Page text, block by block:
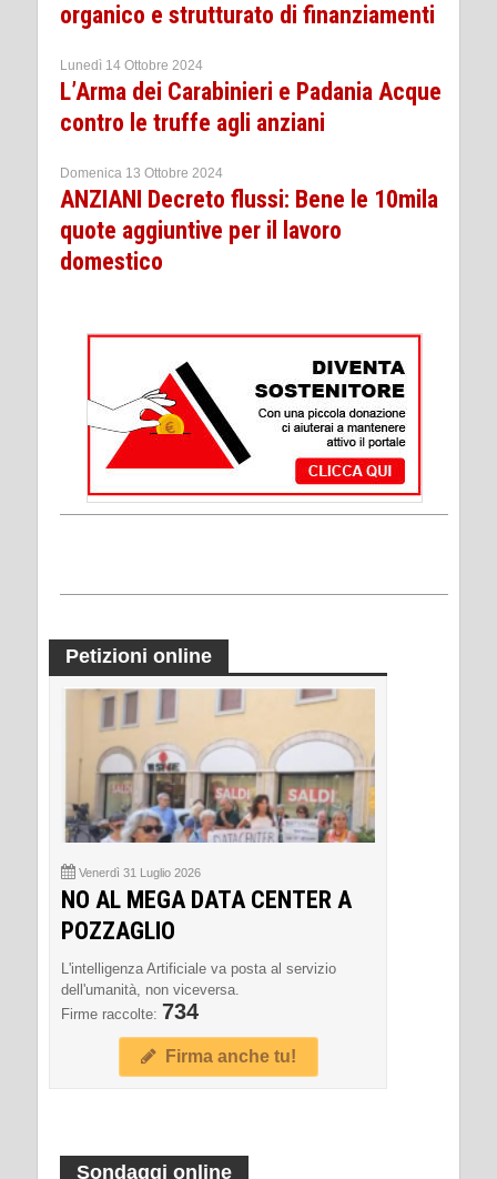
organico e strutturato di finanziamenti
Lunedì 14 Ottobre 2024
L’Arma dei Carabinieri e Padania Acque
contro le truffe agli anziani
Domenica 13 Ottobre 2024
ANZIANI Decreto flussi: Bene le 10mila
quote aggiuntive per il lavoro
domestico
Petizioni online
Venerdì 31 Luglio 2026
NO AL MEGA DATA CENTER A
POZZAGLIO
L'intelligenza Artificiale va posta al servizio
dell'umanità, non viceversa.
Firme raccolte: 734
Firma anche tu!
Sondaggi online